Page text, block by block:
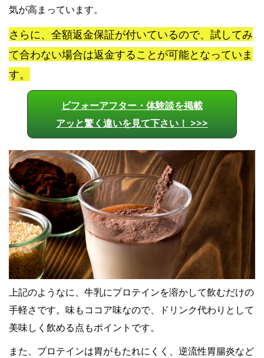
気が高まっています。
さらに、全額返金保証が付いているので、試してみ
て合わない場合は返金することが可能となっていま
す。
ビフォーアフター・体験談を掲載
アッと驚く違いを見て下さい！ >>>
上記のようなに、牛乳にプロテインを溶かして飲むだけの
手軽さです。味もココア味なので、ドリンク代わりとして
美味しく飲める点もポイントです。
また、プロテインは胃がもたれにくく、逆流性胃腸炎など